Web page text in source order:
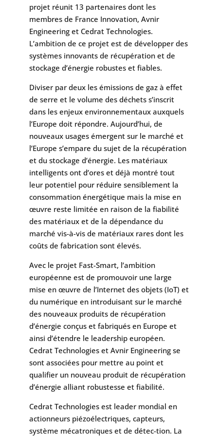
projet réunit 13 partenaires dont les
membres de France Innovation, Avnir
Engineering et Cedrat Technologies.
L’ambition de ce projet est de développer des
systèmes innovants de récupération et de
stockage d’énergie robustes et fiables.
Diviser par deux les émissions de gaz à effet
de serre et le volume des déchets s’inscrit
dans les enjeux environnementaux auxquels
l’Europe doit répondre. Aujourd’hui, de
nouveaux usages émergent sur le marché et
l’Europe s’empare du sujet de la récupération
et du stockage d’énergie. Les matériaux
intelligents ont d’ores et déjà montré tout
leur potentiel pour réduire sensiblement la
consommation énergétique mais la mise en
œuvre reste limitée en raison de la fiabilité
des matériaux et de la dépendance du
marché vis-à-vis de matériaux rares dont les
coûts de fabrication sont élevés.
Avec le projet Fast-Smart, l’ambition
européenne est de promouvoir une large
mise en œuvre de l’Internet des objets (IoT) et
du numérique en introduisant sur le marché
des nouveaux produits de récupération
d’énergie conçus et fabriqués en Europe et
ainsi d’étendre le leadership européen.
Cedrat Technologies et Avnir Engineering se
sont associées pour mettre au point et
qualifier un nouveau produit de récupération
d’énergie alliant robustesse et fiabilité.
Cedrat Technologies est leader mondial en
actionneurs piézoélectriques, capteurs,
système mécatroniques et de détec-tion. La